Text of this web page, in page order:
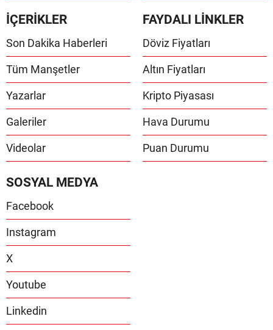
İÇERİKLER
Son Dakika Haberleri
Tüm Manşetler
Yazarlar
Galeriler
Videolar
FAYDALI LİNKLER
Döviz Fiyatları
Altın Fiyatları
Kripto Piyasası
Hava Durumu
Puan Durumu
SOSYAL MEDYA
Facebook
Instagram
X
Youtube
Linkedin